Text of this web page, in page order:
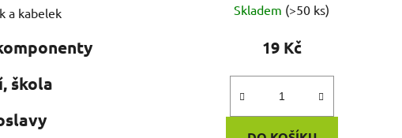
a kabelek
škola
Skladem (>50 ks)
19 Kč